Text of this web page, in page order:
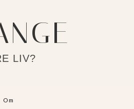
LIV?
Om